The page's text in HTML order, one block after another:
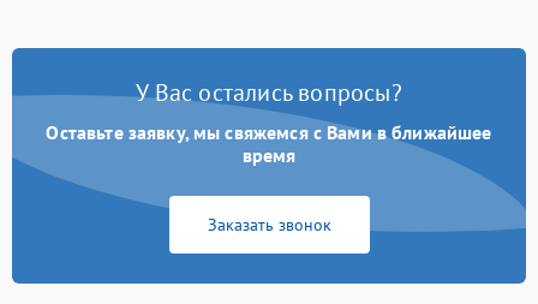
Сеть и подключения
Аудио
Сетевая
У Вас остались вопросы?
Оставьте заявку, мы свяжемся с Вами в ближайшее
время
Заказать звонок